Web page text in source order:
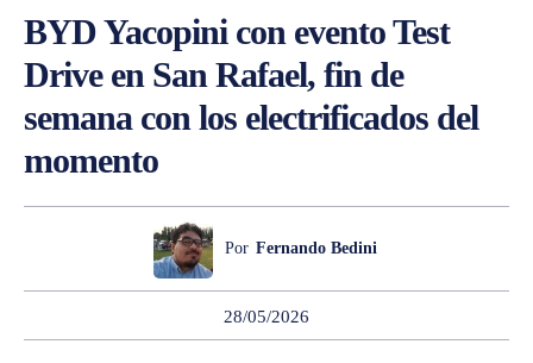
BYD Yacopini con evento Test
Drive en San Rafael, fin de
semana con los electrificados del
momento
Por Fernando Bedini
28/05/2026